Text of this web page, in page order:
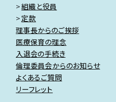
組織と役員
定款
理事長からのご挨拶
医療保育の理念
入退会の手続き
倫理委員会からのお知らせ
よくあるご質問
リーフレット